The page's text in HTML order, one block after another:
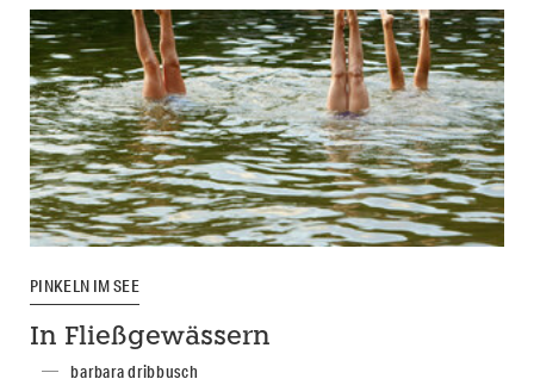
PINKELN IM SEE
In Fließgewässern
barbara dribbusch